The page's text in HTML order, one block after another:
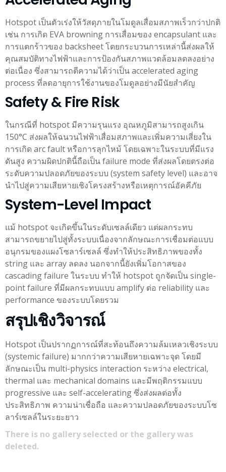
Hotspot เป็นตัวเร่งให้วัสดุภายในโมดูลเสื่อมสภาพเร็วกว่าปกติ
เช่น การเกิด EVA browning การเสื่อมของ encapsulant และ
การแตกร้าวของ backsheet โดยกระบวนการเหล่านี้ส่งผลให้
คุณสมบัติทางไฟฟ้าและการป้องกันสภาพแวดล้อมลดลงอย่าง
ต่อเนื่อง ซึ่งสามารถตีความได้ว่าเป็น accelerated aging
process ที่ลดอายุการใช้งานของโมดูลอย่างมีนัยสำคัญ
Safety & Fire Risk
ในกรณีที่ hotspot มีความรุนแรง อุณหภูมิสามารถสูงเกิน
150°C ส่งผลให้ฉนวนไฟฟ้าเสื่อมสภาพและเพิ่มความเสี่ยงใน
การเกิด arc fault หรือการลุกไหม้ โดยเฉพาะในระบบที่มีแรง
ดันสูง ความผิดปกตินี้ถือเป็น failure mode ที่ส่งผลโดยตรงต่อ
ระดับความปลอดภัยของระบบ (system safety level) และอาจ
นำไปสู่ความเสียหายเชิงโครงสร้างหรือเหตุการณ์อัคคีภัย
System-Level Impact
แม้ hotspot จะเกิดขึ้นในระดับเซลล์เดียว แต่ผลกระทบ
สามารถขยายไปสู่ทั้งระบบเนื่องจากลักษณะการเชื่อมต่อแบบ
อนุกรมของแผงโซลาร์เซลล์ ซึ่งทำให้ประสิทธิภาพของทั้ง
string และ array ลดลง นอกจากนี้ยังเพิ่มโอกาสของ
cascading failure ในระบบ ทำให้ hotspot ถูกจัดเป็น single-
point failure ที่มีผลกระทบแบบ amplify ต่อ reliability และ
performance ของระบบโดยรวม
สรุปเชิงวิจารณ์
Hotspot เป็นปรากฏการณ์ที่สะท้อนถึงความล้มเหลวเชิงระบบ
(systemic failure) มากกว่าความเสียหายเฉพาะจุด โดยมี
ลักษณะเป็น multi-physics interaction ระหว่าง electrical,
thermal และ mechanical domains และมีพฤติกรรมแบบ
progressive และ self-accelerating ซึ่งส่งผลต่อทั้ง
ประสิทธิภาพ ความน่าเชื่อถือ และความปลอดภัยของระบบโซ
ลาร์เซลล์ในระยะยาว
There is no gallery selected or the gallery was
deleted.